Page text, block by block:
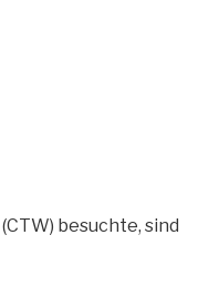
besuchte, sind